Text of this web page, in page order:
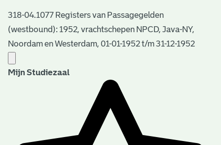
318-04.1077 Registers van Passagegelden
(westbound): 1952, vrachtschepen NPCD, Java-NY,
Noordam en Westerdam, 01-01-1952 t/m 31-12-1952
Mijn Studiezaal